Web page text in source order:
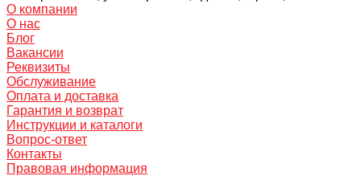
О компании
О нас
Блог
Вакансии
Реквизиты
Обслуживание
Оплата и доставка
Гарантия и возврат
Инструкции и каталоги
Вопрос-ответ
Контакты
Правовая информация